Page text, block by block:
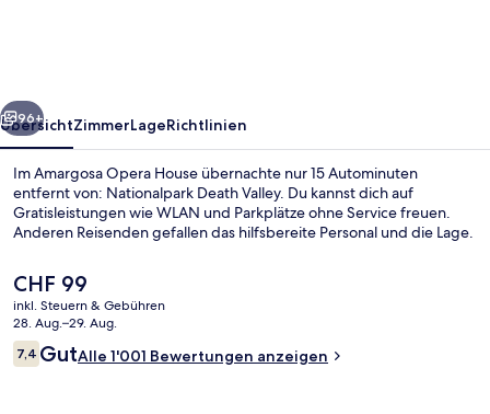
Blick von der Unterkunft
Weiter
96+
ÜbersichtZimmerLageRichtlinien
Im Amargosa Opera House übernachte nur 15 Autominuten
entfernt von: Nationalpark Death Valley. Du kannst dich auf
Gratisleistungen wie WLAN und Parkplätze ohne Service freuen.
Anderen Reisenden gefallen das hilfsbereite Personal und die Lage.
Der
aktuelle
Preis
beträgt
CHF 99.
CHF 99
inkl. Steuern & Gebühren
28. Aug.–29. Aug.
Bewertungen
7,47,4 von 10.
GutAlle 1'001 Bewertungen anzeigen